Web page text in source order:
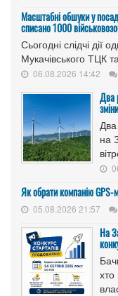
Масштабні обшуки у
списано 1000
Сьогодні слідчі дії
Мукачівського ТЦК
06.08.2026 14:42
Два
Два
на
Як обрати компанію GPS-
05.08.2026 21:57
На
хто